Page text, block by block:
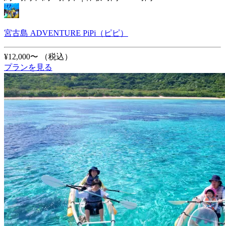
宮古島 ADVENTURE PiPi（ピピ）
¥12,000〜
（税込）
プランを見る